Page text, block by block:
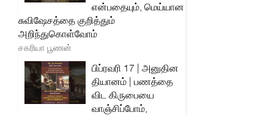
என்பதையும், மெய்யான
சுவிஷேசத்தை குறித்தும்
அறிந்துகொள்வோம்
சகரியா பூணன்
பிப்ரவரி 17 | அனுதின
தியானம் | பணத்தை
விட கிருபையை
வாஞ்சிப்போம்,